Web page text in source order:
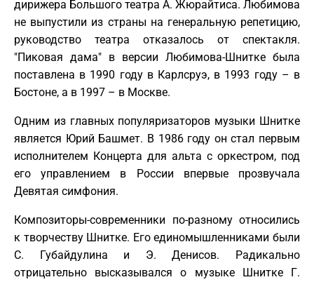
дирижера Большого театра А. Жюрайтиса. Любимова
не выпустили из страны на генеральную репетицию,
руководство театра отказалось от спектакля.
"Пиковая дама" в версии Любимова-Шнитке была
поставлена в 1990 году в Карлсруэ, в 1993 году – в
Бостоне, а в 1997 – в Москве.
Одним из главных популяризаторов музыки Шнитке
является Юрий Башмет. В 1986 году он стал первым
исполнителем Концерта для альта с оркестром, под
его управлением в России впервые прозвучала
Девятая симфония.
Композиторы-современники по-разному относились
к творчеству Шнитке. Его единомышленниками были
С. Губайдулина и Э. Денисов. Радикально
отрицательно высказывался о музыке Шнитке Г.